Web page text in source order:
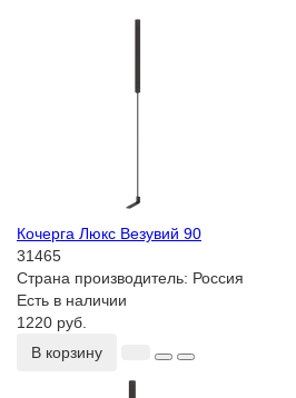
Кочерга Люкс Везувий 90
31465
Страна производитель: Россия
Есть в наличии
1220 руб.
В корзину